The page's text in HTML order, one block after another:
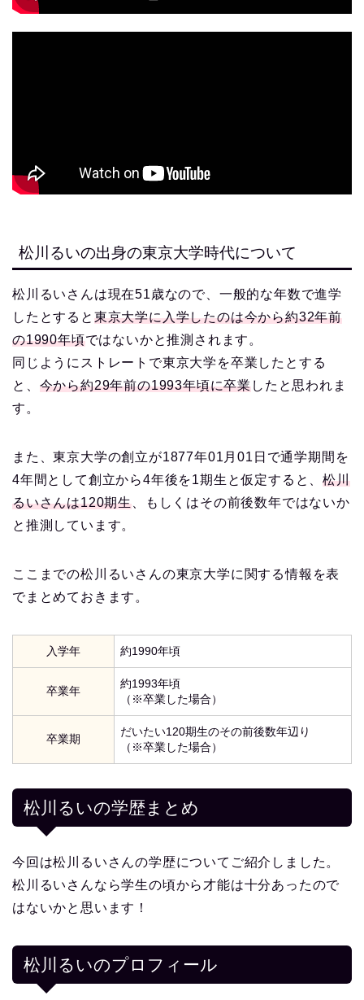
松川るいの出身の東京大学時代について
松川るいさんは現在51歳なので、一般的な年数で進学
したとすると 東京大学に入学したのは今から約32年前
の1990年頃ではないかと推測されます。
同じようにストレートで東京大学を卒業したとする
と、 今から約29年前の1993年頃に卒業したと思われま
す。
また、東京大学の創立が1877年01月01日で通学期間を
4年間として創立から4年後を1期生と仮定すると、松川
るいさんは120期生 、もしくはその前後数年ではないか
と推測しています。
ここまでの松川るいさんの東京大学に関する情報を表
でまとめておきます。
入学年 約1990年頃
卒業年
約1993年頃
（※卒業した場合）
卒業期
だいたい120期生のその前後数年辺り
（※卒業した場合）
松川るいの学歴まとめ
今回は松川るいさんの学歴についてご紹介しました。
松川るいさんなら学生の頃から才能は十分あったので
はないかと思います！
松川るいのプロフィール